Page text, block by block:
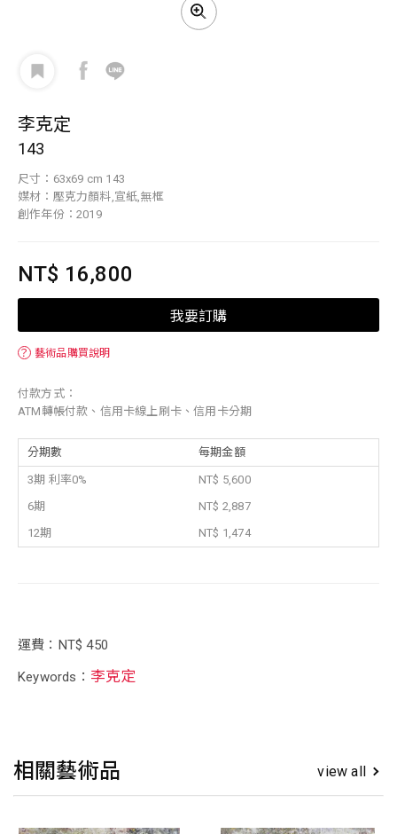
李克定
143
尺寸：63x69 cm 143
媒材：壓克力顏料,宣紙,無框
創作年份：2019
NT$ 16,800
我要訂購
？ 藝術品購買說明
付款方式：
ATM轉帳付款、信用卡線上刷卡、信用卡分期
分期數 每期金額
3期 利率0%
NT$ 5,600
6期
NT$ 2,887
12期
NT$ 1,474
運費：NT$ 450
Keywords： 李克定
相關藝術品 view all